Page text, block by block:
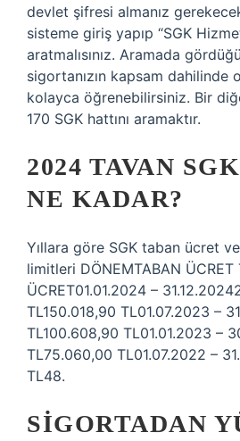
devlet şifresi almanız
sisteme giriş yapıp “SGK
aratmalısınız. Aramada
sigortanızın kapsam dahilinde
kolayca öğrenebilirsiniz. Bir
170 SGK hattını aramaktır.
2024 TAVAN
NE KADAR?
Yıllara göre SGK taban ücret
limitleri DÖNEMTABAN ÜCRET
ÜCRET01.01.2024 –
TL150.018,90 TL01.07.2023 –
TL100.608,90 TL01.01.2023 –
TL75.060,00 TL01.07.2022 –
TL48.
SIGORTADAN